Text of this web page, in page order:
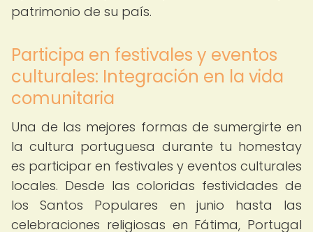
patrimonio de su país.
Participa en festivales y eventos
culturales: Integración en la vida
comunitaria
Una de las mejores formas de sumergirte en
la cultura portuguesa durante tu homestay
es participar en festivales y eventos culturales
locales. Desde las coloridas festividades de
los Santos Populares en junio hasta las
celebraciones religiosas en Fátima, Portugal